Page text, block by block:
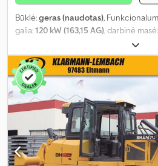
Būklė:geras (naudotas),
galia:120 kW (163,15 AG), darbinė masė:
, Įranga:
oro kondicionavimas, papildomi